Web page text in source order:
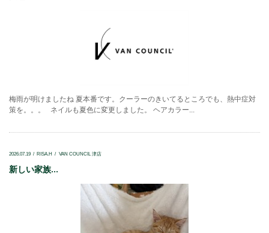
梅雨が明けましたね 夏本番です。クーラーのきいてるところでも、熱中症対
策を。。。 ネイルも夏色に変更しました。 ヘアカラー...
2026.07.19 RISA.H VAN COUNCIL 津店
新しい家族...